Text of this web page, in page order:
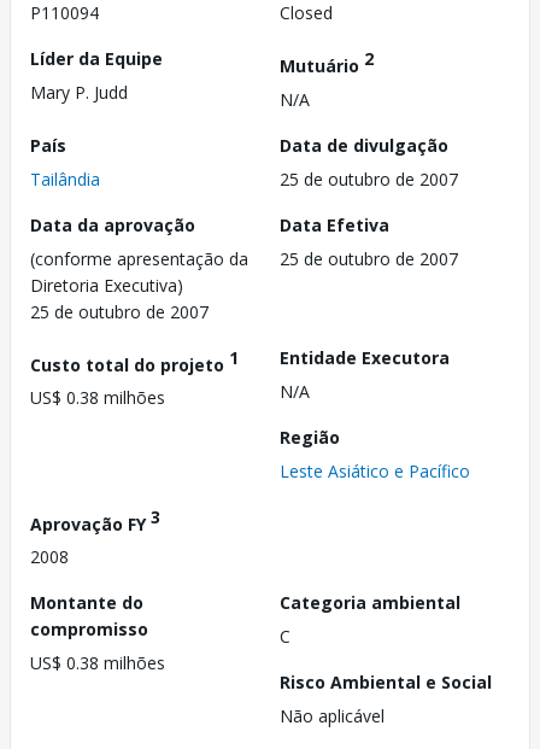
P110094
Closed
Líder da Equipe
Mary P. Judd
Mutuário 2
N/A
País
Tailândia
Data de divulgação
25 de outubro de 2007
Data da aprovação
(conforme apresentação da
Diretoria Executiva)
25 de outubro de 2007
Data Efetiva
25 de outubro de 2007
Custo total do projeto 1
US$ 0.38 milhões
Entidade Executora
N/A
Região
Leste Asiático e Pacífico
Aprovação FY3
2008
Montante do
compromisso
US$ 0.38 milhões
Categoria ambiental
C
Risco Ambiental e Social
Não aplicável